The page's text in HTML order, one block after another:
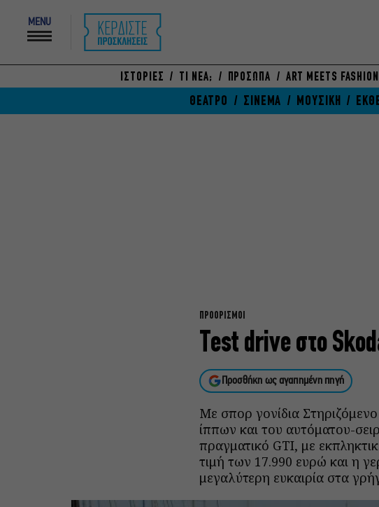
MENU
ΙΣΤΟΡΙΕΣ ΤΙ ΝΕΑ; ΠΡΟΣΩΠΑ ART MEETS FASHION
ΘΕΑΤΡΟ ΣΙΝΕΜΑ ΜΟΥΣΙΚΗ
ΠΡΟΟΡΙΣΜΟΙ
Test drive στο
Προσθήκη ως αγαπημένη πηγή
Με σπορ γονίδια
ίππων και του αυτόματου-
πραγματικό GTΙ, με
τιμή των 17.990 ευρώ και η
μεγαλύτερη ευκαιρία στα